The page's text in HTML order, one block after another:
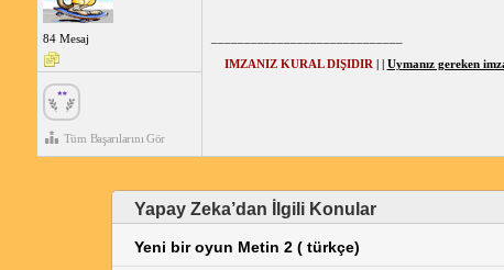
84 Mesaj
Tüm Başarılarını Gör
IMZANIZ KURAL DIŞIDIR | | Uymanız gereken
Yapay Zeka’dan İlgili Konular
Yeni bir oyun Metin 2 ( türkçe)